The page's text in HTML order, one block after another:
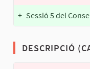
+ Sessió 5 del
DESCRIPCIÓ